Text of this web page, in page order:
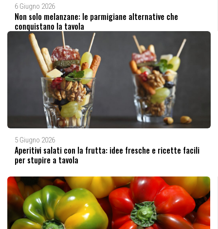
6 Giugno 2026
Non solo melanzane: le parmigiane alternative che
conquistano la tavola
5 Giugno 2026
Aperitivi salati con la frutta: idee fresche e ricette facili
per stupire a tavola